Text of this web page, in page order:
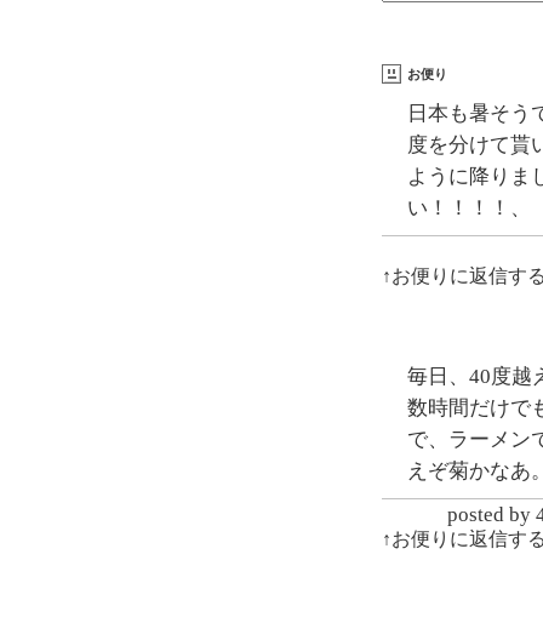
お便り
日本も暑そう
度を分けて貰
ように降りま
い！！！！、
↑お便りに返信す
毎日、40度越
数時間だけで
で、ラーメン
えぞ菊かなあ
posted by
↑お便りに返信す